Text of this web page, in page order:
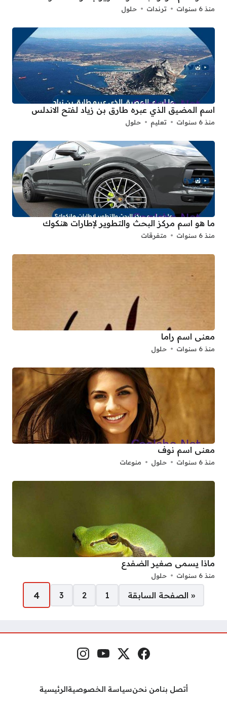
منذ 6 سنوات ترندات حلول
اسم المضيق الذي عبره طارق بن زياد لفتح الاندلس
منذ 6 سنوات تعليم حلول
ما هو اسم مركز البحث والتطوير لإطارات هنكوك
منذ 6 سنوات متفرقات
معنى اسم راما
منذ 6 سنوات حلول
معنى اسم نوف
منذ 6 سنوات حلول منوعات
ماذا يسمى صغير الضفدع
منذ 6 سنوات حلول
صفحات:
« الصفحة السابقة 1
2
3
4
مواقع التواصل فيسبوكمنصة إكس
يوتيوبإنستغرام
أتصل بنامن نحنسياسة الخصوصيةالرئيسية